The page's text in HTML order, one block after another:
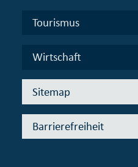
Tourismus
Wirtschaft
Sitemap
Barrierefreiheit